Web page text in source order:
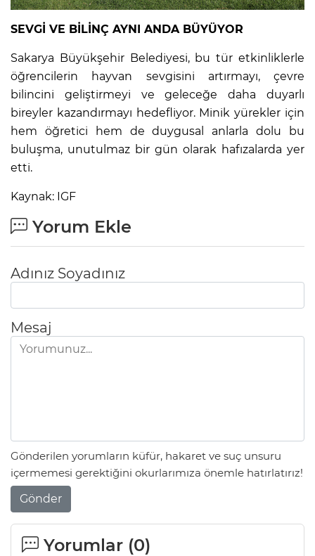
SEVGİ VE BİLİNÇ AYNI ANDA BÜYÜYOR
Sakarya Büyükşehir Belediyesi, bu tür etkinliklerle
öğrencilerin hayvan sevgisini artırmayı, çevre
bilincini geliştirmeyi ve geleceğe daha duyarlı
bireyler kazandırmayı hedefliyor. Minik yürekler için
hem öğretici hem de duygusal anlarla dolu bu
buluşma, unutulmaz bir gün olarak hafızalarda yer
etti.
Kaynak: IGF
Yorum Ekle
Adınız Soyadınız
Mesaj
Gönderilen yorumların küfür, hakaret ve suç unsuru
içermemesi gerektiğini okurlarımıza önemle hatırlatırız!
Gönder
Yorumlar (0)